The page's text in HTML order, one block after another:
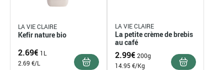
LA VIE CLAIRE
Kefir nature bio
2.69€ 1L
2.69 €/L
LA VIE CLAIRE
La petite crème de brebis
au café
2.99€ 200g
14.95 €/Kg